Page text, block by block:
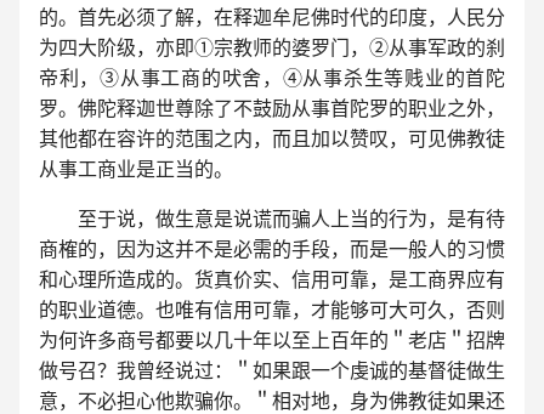
的。首先必须了解，在释迦牟尼佛时代的印度，人民分
为四大阶级，亦即①宗教师的婆罗门，②从事军政的刹
帝利，③从事工商的吠舍，④从事杀生等贱业的首陀
罗。佛陀释迦世尊除了不鼓励从事首陀罗的职业之外，
其他都在容许的范围之内，而且加以赞叹，可见佛教徒
从事工商业是正当的。
至于说，做生意是说谎而骗人上当的行为，是有待
商榷的，因为这并不是必需的手段，而是一般人的习惯
和心理所造成的。货真价实、信用可靠，是工商界应有
的职业道德。也唯有信用可靠，才能够可大可久，否则
为何许多商号都要以几十年以至上百年的＂老店＂招牌
做号召？我曾经说过：＂如果跟一个虔诚的基督徒做生
意，不必担心他欺骗你。＂相对地，身为佛教徒如果还